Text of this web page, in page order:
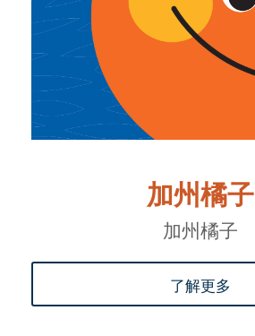
加州橘子
加州橘子
了解更多